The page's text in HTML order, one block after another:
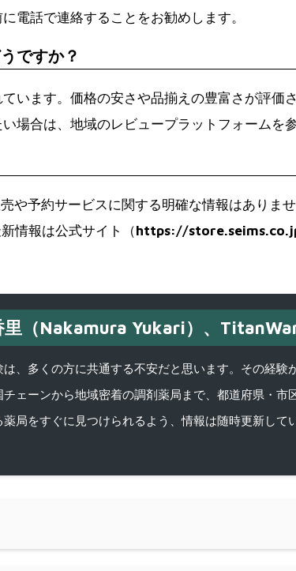
電話で連絡することをお勧めします。
ですか？
ています。価格の安さや品揃えの豊富さが評
場合は、地域のレビュープラットフォームを
や予約サービスに関する明確な情報はありま
情報は公式サイト（https://
里（Nakamura Yukari）、
、多くの方に共通する不安だと思います。その経験
ェーンから地域密着の調剤薬局まで、都道府県・市
局をすぐに見つけられるよう、情報は随時更新し